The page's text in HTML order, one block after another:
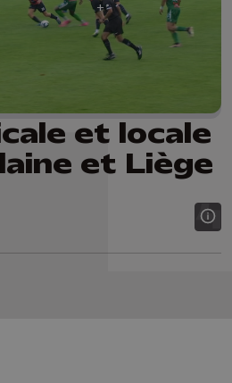
et locale
et Liège
LinkedIn
sur Whatsapp